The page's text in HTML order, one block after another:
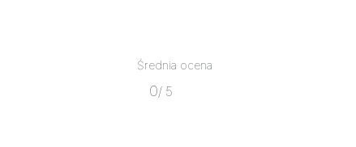
Średnia ocena
0/ 5